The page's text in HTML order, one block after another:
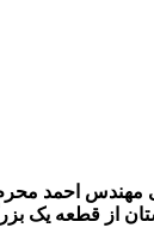
احمد
قطعه یک